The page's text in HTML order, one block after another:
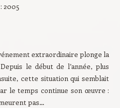
: 2005
extraordinaire plonge la
le début de l’année, plus
cette situation qui semblait
le temps continue son œuvre :
pas…